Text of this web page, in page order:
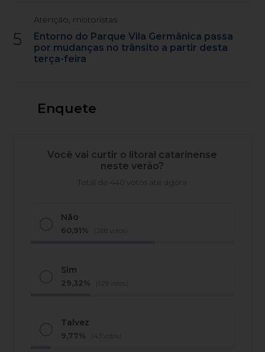
5
Atenção, motoristas
Entorno do Parque Vila Germânica passa
por mudanças no trânsito a partir desta
terça-feira
Enquete
Você vai curtir o litoral catarinense
neste verão?
Total de 440 votos até agora
Não
60,91% (268 votos)
Sim
29,32% (129 votos)
Talvez
9,77% (43 votos)